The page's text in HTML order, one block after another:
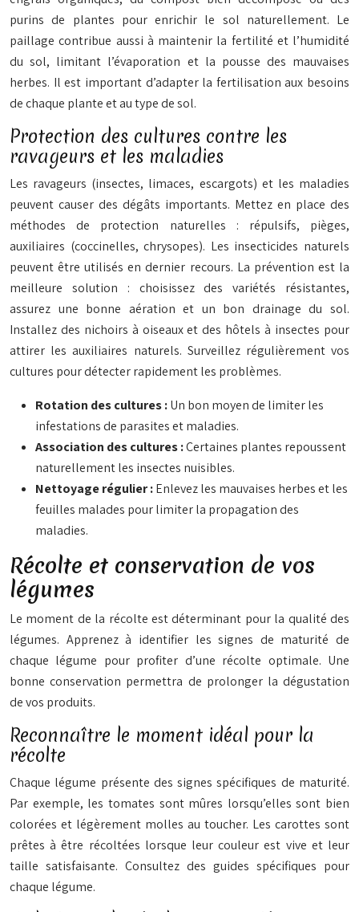
purins de plantes pour enrichir le sol naturellement. Le
paillage contribue aussi à maintenir la fertilité et l’humidité
du sol, limitant l’évaporation et la pousse des mauvaises
herbes. Il est important d’adapter la fertilisation aux besoins
de chaque plante et au type de sol.
Protection des cultures contre les
ravageurs et les maladies
Les ravageurs (insectes, limaces, escargots) et les maladies
peuvent causer des dégâts importants. Mettez en place des
méthodes de protection naturelles : répulsifs, pièges,
auxiliaires (coccinelles, chrysopes). Les insecticides naturels
peuvent être utilisés en dernier recours. La prévention est la
meilleure solution : choisissez des variétés résistantes,
assurez une bonne aération et un bon drainage du sol.
Installez des nichoirs à oiseaux et des hôtels à insectes pour
attirer les auxiliaires naturels. Surveillez régulièrement vos
cultures pour détecter rapidement les problèmes.
Rotation des cultures :Un bon moyen de limiter les
infestations de parasites et maladies.
Association des cultures :Certaines plantes repoussent
naturellement les insectes nuisibles.
Nettoyage régulier :Enlevez les mauvaises herbes et les
feuilles malades pour limiter la propagation des
maladies.
Récolte et conservation de vos
légumes
Le moment de la récolte est déterminant pour la qualité des
légumes. Apprenez à identifier les signes de maturité de
chaque légume pour profiter d’une récolte optimale. Une
bonne conservation permettra de prolonger la dégustation
de vos produits.
Reconnaître le moment idéal pour la
récolte
Chaque légume présente des signes spécifiques de maturité.
Par exemple, les tomates sont mûres lorsqu’elles sont bien
colorées et légèrement molles au toucher. Les carottes sont
prêtes à être récoltées lorsque leur couleur est vive et leur
taille satisfaisante. Consultez des guides spécifiques pour
chaque légume.